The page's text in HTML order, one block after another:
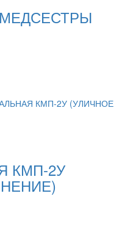
КМП-2У